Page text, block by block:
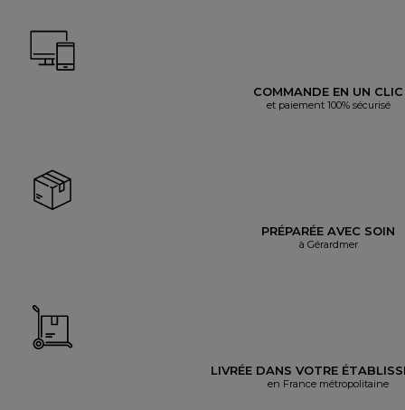
COMMANDE EN UN CLIC
et paiement 100% sécurisé
PRÉPARÉE AVEC SOIN
à Gérardmer
LIVRÉE DANS VOTRE
en France métropolitaine